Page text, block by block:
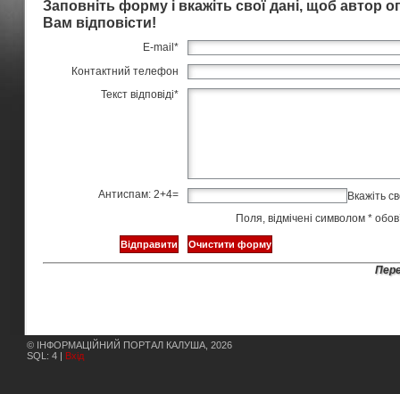
Заповніть форму і вкажіть свої дані, щоб автор
Вам відповісти!
E-mail *
Контактний телефон
Текст відповіді*
Антиспам: 2+4=
Вкажіть
Поля, відмічені символом *
© ІНФОРМАЦІЙНИЙ ПОРТАЛ КАЛУША, 2026
SQL: 4 | Вхід